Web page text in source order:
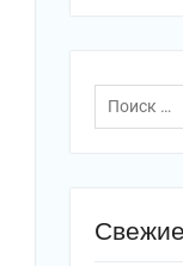
Поиск
по: